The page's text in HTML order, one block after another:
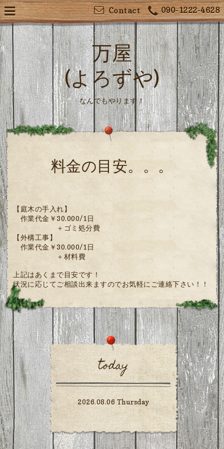
090-1222-4628
Contact
万屋
(よろずや)
なんでもやります！
料金の目安。。。
【庭木の手入れ】
作業代金￥30.000/1日
＋ゴミ処分費
【外構工事】
作業代金￥30.000/1日
＋材料費
上記はあくまで目安です！
状況に応じてご相談出来ますのでお気軽にご連絡下さい！！
today
2026.08.06 Thursday